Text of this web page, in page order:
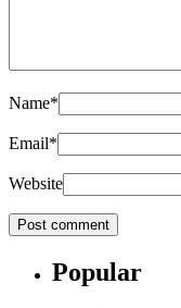
Name*
Email*
Website
Popular